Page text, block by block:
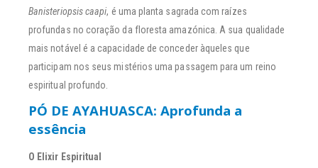
Banisteriopsis caapi, é uma planta sagrada com raízes
profundas no coração da floresta amazónica. A sua qualidade
mais notável é a capacidade de conceder àqueles que
participam nos seus mistérios uma passagem para um reino
espiritual profundo.
PÓ DE AYAHUASCA: Aprofunda a
essência
O Elixir Espiritual